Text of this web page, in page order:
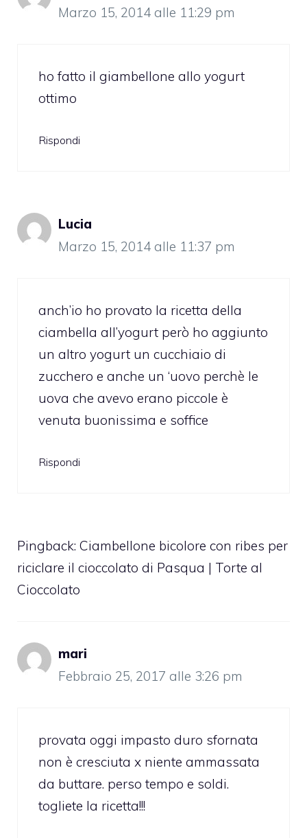
Marzo 15, 2014 alle 11:29 pm
ho fatto il giambellone allo yogurt
ottimo
Rispondi
Lucia
Marzo 15, 2014 alle 11:37 pm
anch’io ho provato la ricetta della
ciambella all’yogurt però ho aggiunto
un altro yogurt un cucchiaio di
zucchero e anche un ‘uovo perchè le
uova che avevo erano piccole è
venuta buonissima e soffice
Rispondi
Pingback: Ciambellone bicolore con ribes per
riciclare il cioccolato di Pasqua | Torte al
Cioccolato
mari
Febbraio 25, 2017 alle 3:26 pm
provata oggi impasto duro sfornata
non è cresciuta x niente ammassata
da buttare. perso tempo e soldi.
togliete la ricetta!!!